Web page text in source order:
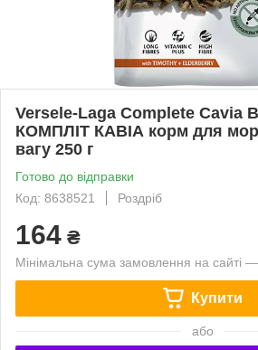
Versele-Laga Complete
КОМПЛІТ КАВІА корм для
вагу 250 г
Готово до відправки
Код: 8638521
Роздріб
164 ₴
Мінімальна сума замовлення на сайті
Купити
або